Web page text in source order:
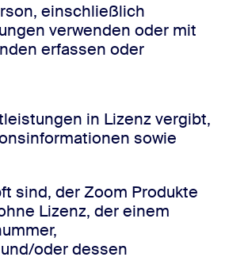
einschließlich
verwenden oder mit
erfassen oder
in Lizenz vergibt,
sowie
sind, der Zoom Produkte
Lizenz, der einem
oder dessen